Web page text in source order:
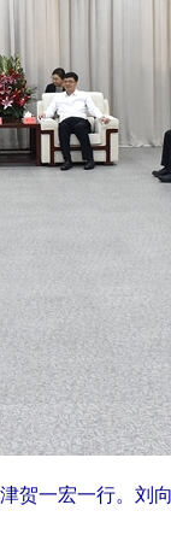
贺一宏一行。刘